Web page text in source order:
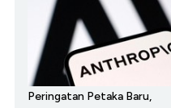
Peringatan Petaka Baru,